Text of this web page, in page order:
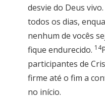
desvie do Deus vivo.
todos os dias,
nenhum de vocês
fique endurecido. 14
participantes de
firme até o fim a
no início.